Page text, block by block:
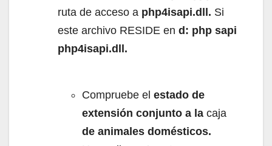
ruta de acceso a php4isapi.dll. Si
este archivo RESIDE en d: php sapi
php4isapi.dll.
Compruebe el estado de
extensión conjunto a la caja
de animales domésticos.